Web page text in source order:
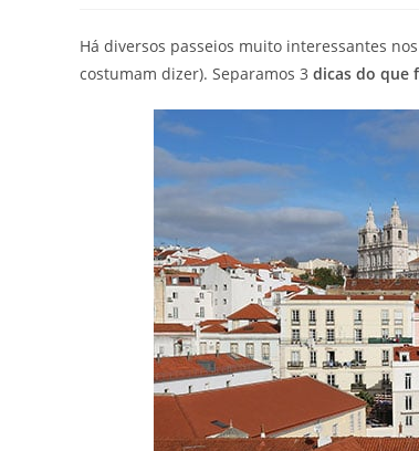
Há diversos passeios muito interessantes
costumam dizer). Separamos 3 dicas do que